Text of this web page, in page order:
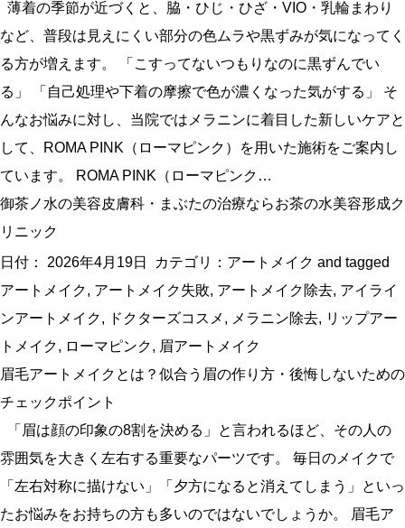
薄着の季節が近づくと、脇・ひじ・ひざ・VIO・乳輪まわり
など、普段は見えにくい部分の色ムラや黒ずみが気になってく
る方が増えます。 「こすってないつもりなのに黒ずんでい
る」 「自己処理や下着の摩擦で色が濃くなった気がする」 そ
んなお悩みに対し、当院ではメラニンに着目した新しいケアと
して、ROMA PINK（ローマピンク）を用いた施術をご案内し
ています。 ROMA PINK（ローマピンク…
御茶ノ水の美容皮膚科・まぶたの治療ならお茶の水美容形成ク
リニック
日付： 2026年4月19日 カテゴリ： アートメイク and tagged
アートメイク, アートメイク失敗, アートメイク除去, アイライ
ンアートメイク, ドクターズコスメ , メラニン除去, リップアー
トメイク, ローマピンク, 眉アートメイク
眉毛アートメイクとは？似合う眉の作り方・後悔しないための
チェックポイント
「眉は顔の印象の8割を決める」と言われるほど、その人の
雰囲気を大きく左右する重要なパーツです。 毎日のメイクで
「左右対称に描けない」「夕方になると消えてしまう」といっ
たお悩みをお持ちの方も多いのではないでしょうか。 眉毛ア